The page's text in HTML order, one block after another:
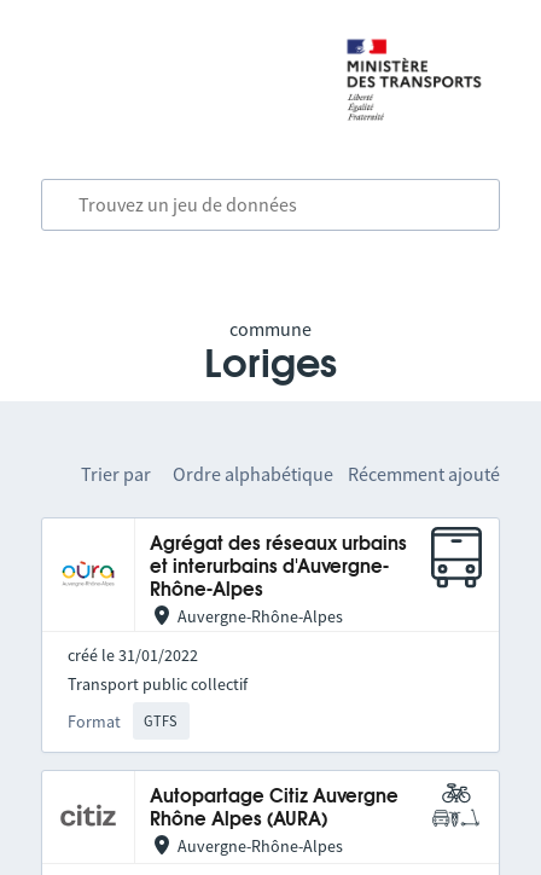
commune
Loriges
Trier par Ordre alphabétique Récemment ajouté
Agrégat des réseaux urbains
et interurbains d'Auvergne-
Rhône-Alpes
Auvergne-Rhône-Alpes
créé le 31/01/2022
Format GTFS
Transport public collectif
Autopartage Citiz Auvergne
Rhône Alpes (AURA)
Auvergne-Rhône-Alpes